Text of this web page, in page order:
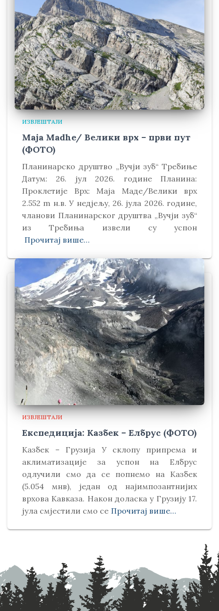
ИЗВЈЕШТАЈИ
Maja Madhe/ Велики врх – први пут
(ФОТО)
Планинарско друштво „Вучји зуб“ Требиње
Датум: 26. јул 2026. године Планина:
Проклетије Врх: Маја Маде/Велики врх
2.552 m н.в. У недјељу, 26. јула 2026. године,
чланови Планинарског друштва „Вучји зуб“
из Требиња извели су успон
Прочитај више…
ИЗВЈЕШТАЈИ
Експедиција: Казбек – Елбрус (ФОТО)
Kазбек – Грузија У склопу припрема и
аклиматизације за успон на Елбрус
одлучили смо да се попнемо на Kазбек
(5.054 мнв), један од најимпозантнијих
врхова Kавказа. Након доласка у Грузију 17.
јула смјестили смо се Прочитај више…